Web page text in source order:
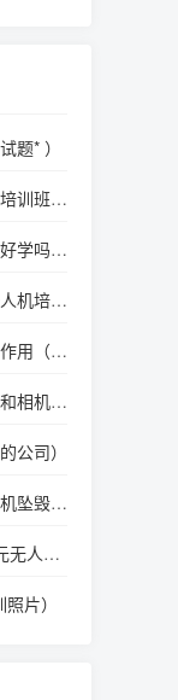
题* ）
训班哪
学吗男
机培训
用（无
相机拍
公司）
坠毁视
无人植
片）